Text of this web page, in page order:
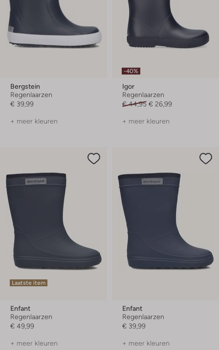
Bergstein
Regenlaarzen
€ 39,99
+ meer kleuren
-40%
Igor
Regenlaarzen
€ 44,95 € 26,99
+ meer kleuren
Laatste item
Enfant
Regenlaarzen
€ 49,99
+ meer kleuren
Enfant
Regenlaarzen
€ 39,99
+ meer kleuren